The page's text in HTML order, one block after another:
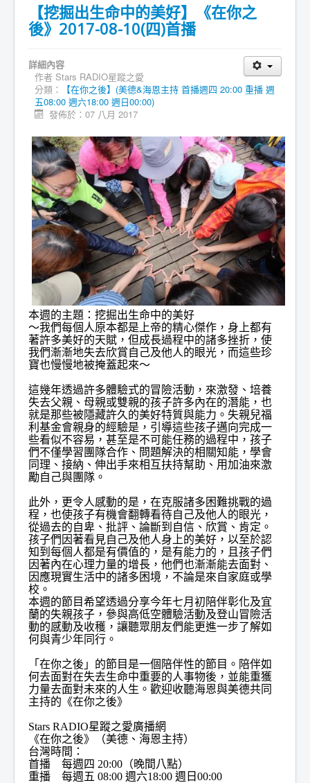
【挖掘出生命中的美好】《在你之
後》2017-08-10(四)首播
詳細內容
作者 Stars RADIO星蹤之愛
分類：
【在你之後】(美德&海恩主持 首播週四 20:00 重播 週
五08:00 週六18:00 週日00:00)
發佈於：07 八月 2017
本週的主題：挖掘出生命中的美好
～我們每個人原本都是上帝的精心傑作，身上都有
著許多美好的天賦，但成長過程中的諸多挫折，使
我們漸漸地失去欣賞自己及他人的眼光，而這些珍
寶也慢慢地被掩蓋起來～
這幾年透過許多體驗式的冒險活動，來激發、培養
失去父親、母親或雙親的孩子許多內在的潛能，也
就是那些被隱藏許久的美好特質與能力。失親兒福
利基金會親身的經驗是，引導這些孩子邁向完成一
些看似不容易，甚至是不可能任務的過程中，孩子
們不僅學習團隊合作、問題解決的相關知能，學會
同理、接納、伸出手來相互扶持幫助、用加油來激
勵自己與團隊。
此外，更令人感動的是，在克服諸多困難挑戰的過
程，也使孩子有機會翻轉看待自己及他人的眼光，
從過去的自卑、批評、論斷到自信、欣賞、肯定。
孩子們因著看見自己及他人身上的美好，以至於認
知到每個人都是有價值的，是有能力的，且孩子們
因著內在心理力量的增長，他們也漸漸能去面對、
因應現實生活中的諸多困境，不論是來自家庭或學
校。
本週的節目希望透過分享今年七月初陪伴彰化及宜
蘭的失親孩子，參與高低空體驗活動及登山冒險活
動的感動及收穫，讓聽眾朋友們能更進一步了解如
何與青少年同行。
「在你之後」的節目是一個陪伴性的節目。陪伴如
何去面對在失去生命中重要的人事物後，並能重獲
力量去面對未來的人生。歡迎收聽海恩與美德共同
主持的《在你之後》
Stars RADIO星蹤之愛廣播網
《在你之後》（美德、海恩主持）
台灣時間：
首播 每週四 20:00（晚間八點）
重播 每週五 08:00 週六18:00 週日00:00